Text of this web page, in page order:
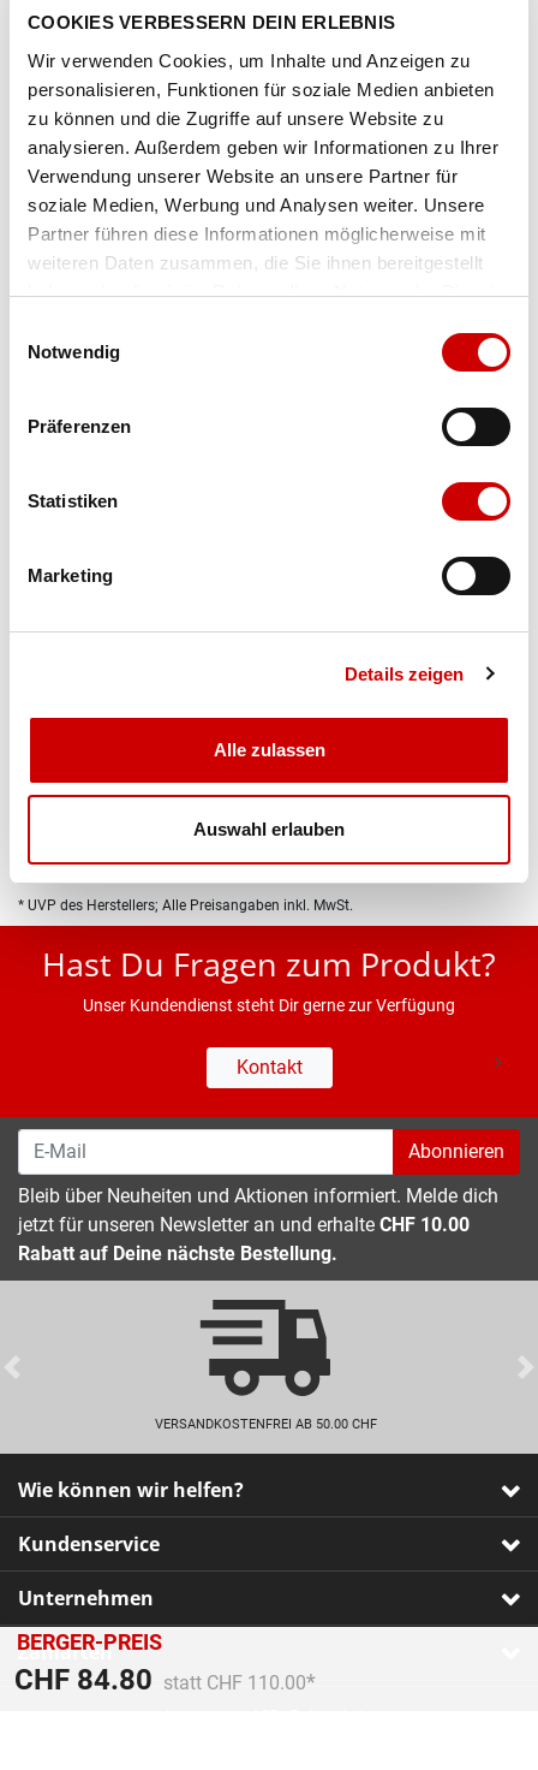
COOKIES VERBESSERN DEIN ERLEBNIS
Wir verwenden Cookies, um Inhalte und Anzeigen zu
personalisieren, Funktionen für soziale Medien anbieten
zu können und die Zugriffe auf unsere Website zu
analysieren. Außerdem geben wir Informationen zu Ihrer
Verwendung unserer Website an unsere Partner für
soziale Medien, Werbung und Analysen weiter. Unsere
Partner führen diese Informationen möglicherweise mit
weiteren Daten zusammen, die Sie ihnen bereitgestellt
haben oder die sie im Rahmen Ihrer Nutzung der Dienste
Notwendig
Präferenzen
Statistiken
Marketing
Details zeigen
Alle zulassen
Auswahl erlauben
Artikel-Nr.87239-schwarz
Farbe schwarz
BERGER-PREIS
CHF 84.80 Preis reduziert von
statt CHF 110.00
An
IN DEN WARENKORB
Bis 17:00 Uhr bestellen: morgen geliefert - ab CHF 50.00
Produktbeschreibung
* UVP des Herstellers; Alle Preisangaben inkl. MwSt.
Hast Du Fragen zum Produkt?
Unser Kundendienst steht Dir gerne zur Verfügung
Kontakt
Abonnieren
Bleib über Neuheiten und Aktionen informiert. Melde dich
jetzt für unseren Newsletter an und erhalte CHF 10.00
Rabatt auf Deine nächste Bestellung.
VERSANDKOSTENFREI AB 50.00 CHF
Previous
Wie können wir helfen?
Kundenservice
Unternehmen
Zahlarten